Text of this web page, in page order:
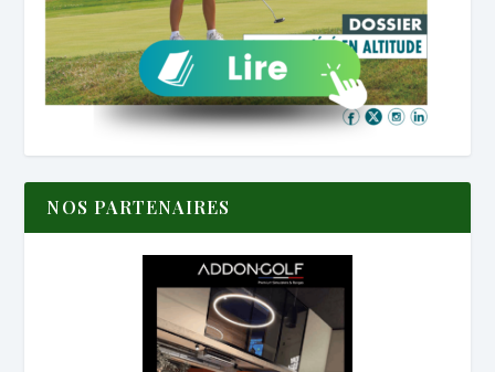
NOS PARTENAIRES